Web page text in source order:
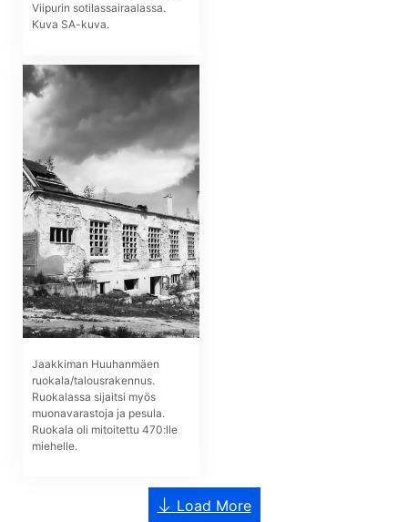
Viipurin sotilassairaalassa.
Kuva SA-kuva.
Jaakkiman Huuhanmäen
ruokala/talousrakennus.
Ruokalassa sijaitsi myös
muonavarastoja ja pesula.
Ruokala oli mitoitettu 470:lle
miehelle.
Load More